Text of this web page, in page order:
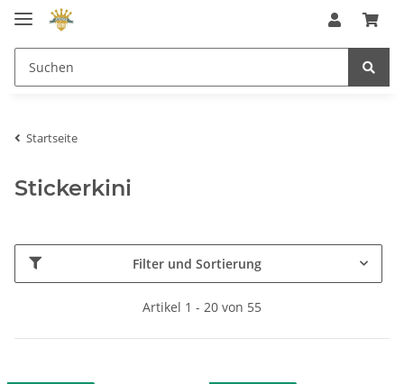
Startseite
Stickerkini
Filter und Sortierung
Artikel 1 - 20 von 55